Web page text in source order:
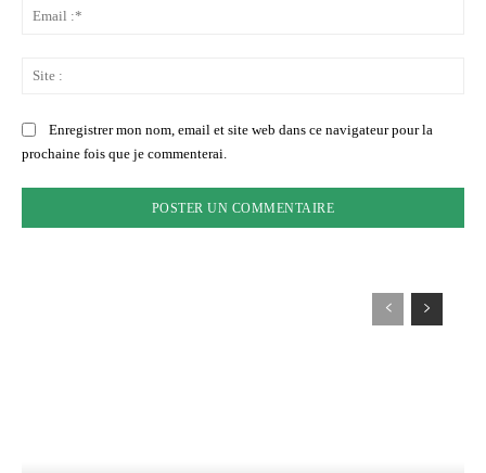
Enregistrer mon nom, email et site web dans ce navigateur pour la
prochaine fois que je commenterai.